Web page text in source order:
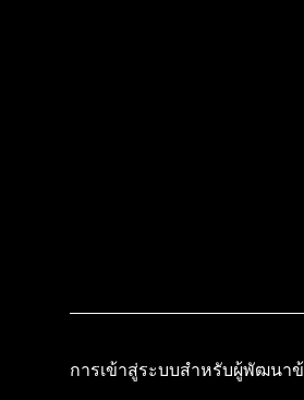
การเข้าสู่ระบบสำหรับผู้พัฒนา